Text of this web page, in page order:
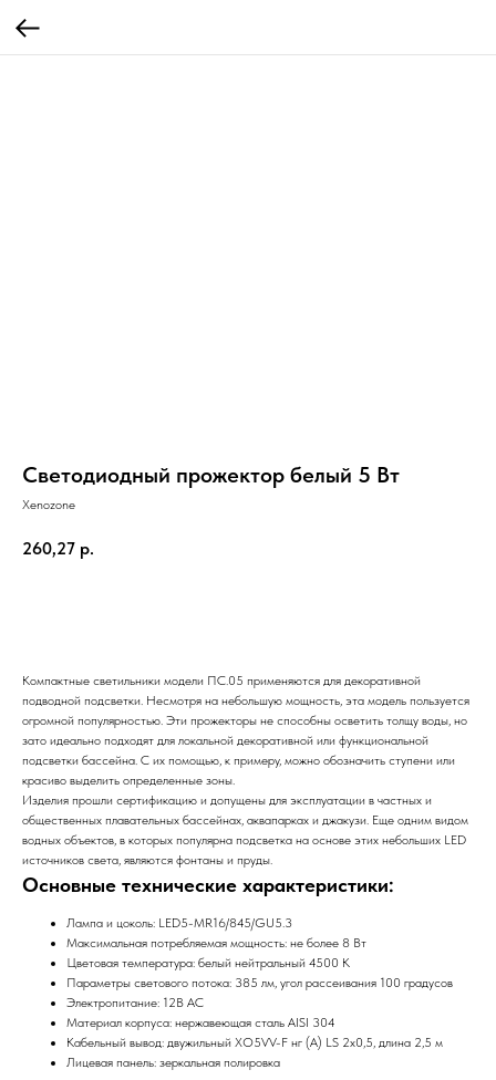
Светодиодный прожектор белый 5 Вт
Xenozone
260,27 р.
Компактные светильники модели ПС.05 применяются для декоративной
подводной подсветки. Несмотря на небольшую мощность, эта модель пользуется
огромной популярностью. Эти прожекторы не способны осветить толщу воды, но
зато идеально подходят для локальной декоративной или функциональной
подсветки бассейна. С их помощью, к примеру, можно обозначить ступени или
красиво выделить определенные зоны.
Изделия прошли сертификацию и допущены для эксплуатации в частных и
общественных плавательных бассейнах, аквапарках и джакузи. Еще одним видом
водных объектов, в которых популярна подсветка на основе этих небольших LED
источников света, являются фонтаны и пруды.
Основные технические характеристики:
Лампа и цоколь: LED5-MR16/845/GU5.3
Максимальная потребляемая мощность: не более 8 Вт
Цветовая температура: белый нейтральный 4500 К
Параметры светового потока: 385 лм, угол рассеивания 100 градусов
Электропитание: 12В АС
Материал корпуса: нержавеющая сталь AISI 304
Кабельный вывод: двужильный XO5VV-F нг (А) LS 2х0,5, длина 2,5 м
Лицевая панель: зеркальная полировка